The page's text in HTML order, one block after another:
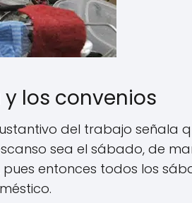
los convenios
del trabajo señala
sea el sábado, de
entonces todos los